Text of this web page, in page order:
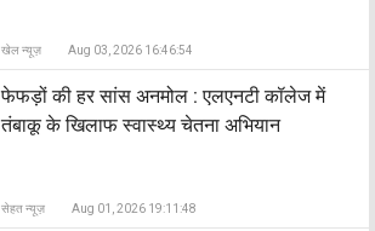
खेल न्यूज़ Aug 03, 2026 16:46:54
फेफड़ों की हर सांस अनमोल : एलएनटी कॉलेज में
तंबाकू के खिलाफ स्वास्थ्य चेतना अभियान
सेहत न्यूज़ Aug 01, 2026 19:11:48